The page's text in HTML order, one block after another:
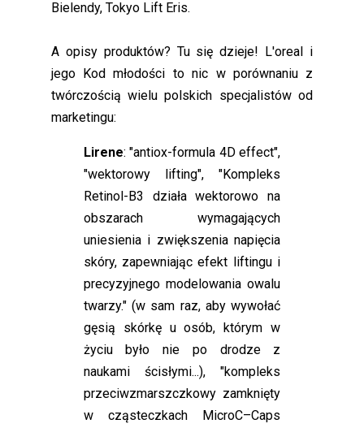
Bielendy, Tokyo Lift Eris.
A opisy produktów? Tu się dzieje! L'oreal i
jego Kod młodości to nic w porównaniu z
twórczością wielu polskich specjalistów od
marketingu:
Lirene: "antiox-formula 4D effect",
"wektorowy lifting", "Kompleks
Retinol-B3 działa wektorowo na
obszarach wymagających
uniesienia i zwiększenia napięcia
skóry, zapewniając efekt liftingu i
precyzyjnego modelowania owalu
twarzy." (w sam raz, aby wywołać
gęsią skórkę u osób, którym w
życiu było nie po drodze z
naukami ścisłymi...), "kompleks
przeciwzmarszczkowy zamknięty
w cząsteczkach MicroC–Caps